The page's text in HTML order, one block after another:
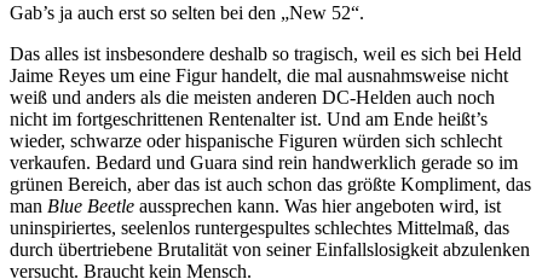
Gab’s ja auch erst so selten bei den „New 52“.
Das alles ist insbesondere deshalb so tragisch, weil es sich bei Held
Jaime Reyes um eine Figur handelt, die mal ausnahmsweise nicht
weiß und anders als die meisten anderen DC-Helden auch noch
nicht im fortgeschrittenen Rentenalter ist. Und am Ende heißt’s
wieder, schwarze oder hispanische Figuren würden sich schlecht
verkaufen. Bedard und Guara sind rein handwerklich gerade so im
grünen Bereich, aber das ist auch schon das größte Kompliment, das
man Blue Beetle aussprechen kann. Was hier angeboten wird, ist
uninspiriertes, seelenlos runtergespultes schlechtes Mittelmaß, das
durch übertriebene Brutalität von seiner Einfallslosigkeit abzulenken
versucht. Braucht kein Mensch.